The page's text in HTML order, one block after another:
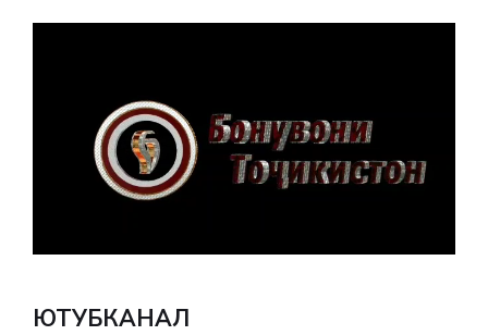
ЮТУБКАНАЛ